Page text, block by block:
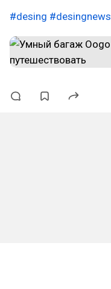
#desing #desingnews